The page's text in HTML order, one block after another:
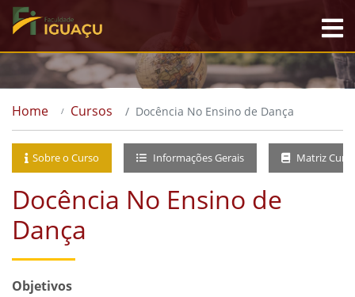
Home Cursos Docência No Ensino de Dança
Sobre o Curso Informações Gerais Matriz
Docência No Ensino de
Dança
Objetivos